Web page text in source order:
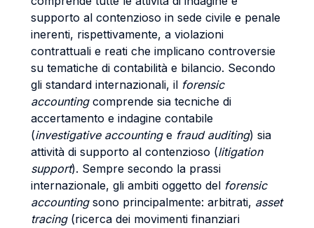
supporto al contenzioso in sede civile e penale
inerenti, rispettivamente, a violazioni
contrattuali e reati che implicano controversie
su tematiche di contabilità e bilancio. Secondo
gli standard internazionali, il forensic
accounting comprende sia tecniche di
accertamento e indagine contabile
(investigative accounting e fraud auditing) sia
attività di supporto al contenzioso (litigation
support). Sempre secondo la prassi
internazionale, gli ambiti oggetto del forensic
accountingsono principalmente: arbitrati, asset
tracing (ricerca dei movimenti finanziari